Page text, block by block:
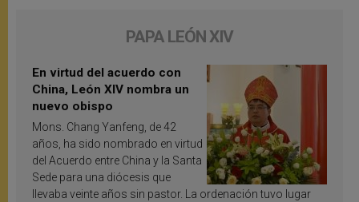
PAPA LEÓN XIV
En virtud del acuerdo con
China, León XIV nombra un
nuevo obispo
Mons. Chang Yanfeng, de 42
años, ha sido nombrado en virtud
del Acuerdo entre China y la Santa
Sede para una diócesis que
llevaba veinte años sin pastor. La ordenación tuvo lugar